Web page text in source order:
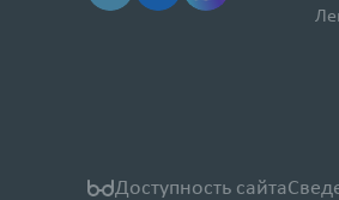
Доступность сайта